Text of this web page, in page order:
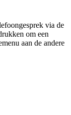
via de
om een
aan de andere